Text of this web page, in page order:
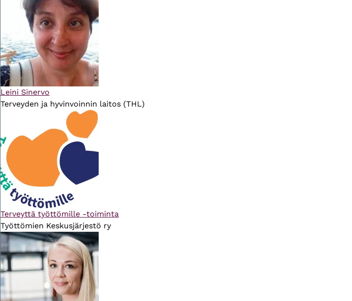
Leini Sinervo
Terveyden ja hyvinvoinnin laitos (THL)
Terveyttä työttömille -toiminta
Työttömien Keskusjärjestö ry